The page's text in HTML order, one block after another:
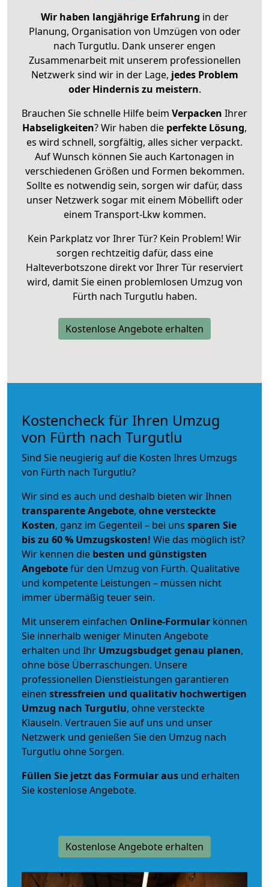
Wir haben langjährige Erfahrung in der
Planung, Organisation von Umzügen von oder
nach Turgutlu. Dank unserer engen
Zusammenarbeit mit unserem professionellen
Netzwerk sind wir in der Lage, jedes Problem
oder Hindernis zu meistern.
Brauchen Sie schnelle Hilfe beim Verpacken Ihrer
Habseligkeiten? Wir haben die perfekte Lösung,
es wird schnell, sorgfältig, alles sicher verpackt.
Auf Wunsch können Sie auch Kartonagen in
verschiedenen Größen und Formen bekommen.
Sollte es notwendig sein, sorgen wir dafür, dass
unser Netzwerk sogar mit einem Möbellift oder
einem Transport-Lkw kommen.
Kein Parkplatz vor Ihrer Tür? Kein Problem! Wir
sorgen rechtzeitig dafür, dass eine
Halteverbotszone direkt vor Ihrer Tür reserviert
wird, damit Sie einen problemlosen Umzug von
Fürth nach Turgutlu haben.
Kostenlose Angebote erhalten
Kostencheck für Ihren Umzug
von Fürth nach Turgutlu
Sind Sie neugierig auf die Kosten Ihres Umzugs
von Fürth nach Turgutlu?
Wir sind es auch und deshalb bieten wir Ihnen
transparente Angebote, ohne versteckte
Kosten, ganz im Gegenteil – bei uns sparen Sie
bis zu 60 % Umzugskosten! Wie das möglich ist?
Wir kennen die besten und günstigsten
Angebotefür den Umzug von Fürth. Qualitative
und kompetente Leistungen – müssen nicht
immer übermäßig teuer sein.
Mit unserem einfachen Online-Formular können
Sie innerhalb weniger Minuten Angebote
erhalten und Ihr Umzugsbudgetgenau planen,
ohne böse Überraschungen. Unsere
professionellen Dienstleistungen garantieren
einen stressfreien und qualitativ hochwertigen
Umzug nach Turgutlu, ohne versteckte
Klauseln. Vertrauen Sie auf uns und unser
Netzwerk und genießen Sie den Umzug nach
Turgutlu ohne Sorgen.
Füllen Sie jetzt das Formular aus und erhalten
Sie kostenlose Angebote.
Kostenlose Angebote erhalten